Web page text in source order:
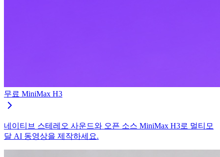
무료 MiniMax H3
네이티브 스테레오 사운드와 오픈 소스 MiniMax H3로 멀티모
달 AI 동영상을 제작하세요.